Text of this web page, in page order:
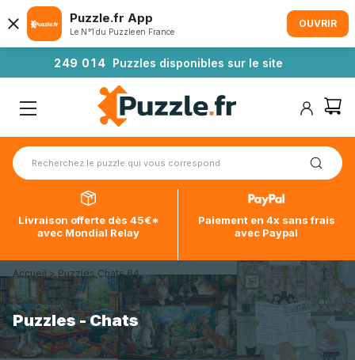
249 01 4 Puzzles disponibles sur le site
Livraison offerte dès 45€*
avec Mondial Relay
Paiement en 4x sans frais
avec Paypal
Accueil >Puzzles Chats 64
Puzzles - Chats
Puzzle.fr App
Le N°1 du Puzzle en France
OUVRIR